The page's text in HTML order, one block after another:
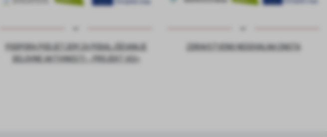
PODPORA PODJETJEM ZA PODALJŠEVANJE
DELOVNE AKTIVNOSTI – PROJEKT ASI+
ZDRAVSTVENO NEGOVALNA ENOTA